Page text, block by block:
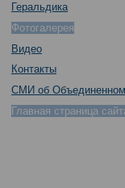
Геральдика
Фотогалерея
Видео
Контакты
СМИ об
Главная страница